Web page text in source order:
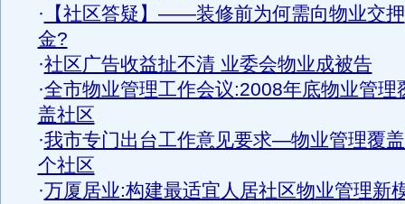
· 【社区答疑】——装修前为何需向物业交押
金?
·社区广告收益扯不清 业委会物业成被告
·全市物业管理工作会议:2008年底物业管理
盖社区
·我市专门出台工作意见要求—物业管理覆
个社区
·万厦居业:构建最适宜人居社区物业管理新